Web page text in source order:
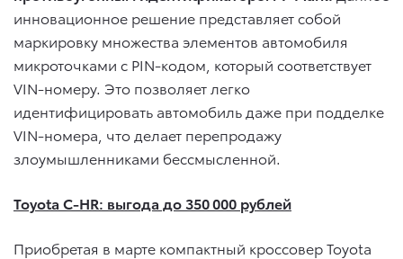
инновационное решение представляет собой
маркировку множества элементов автомобиля
микроточками с PIN-кодом, который соответствует
VIN-номеру. Это позволяет легко
идентифицировать автомобиль даже при подделке
VIN-номера, что делает перепродажу
злоумышленниками бессмысленной.
Toyota C-HR: выгода до 350 000 рублей
Приобретая в марте компактный кроссовер Toyota